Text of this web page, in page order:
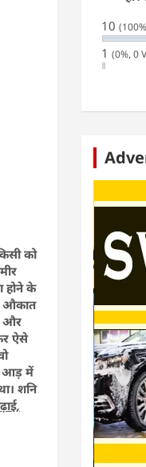
को
होने के
औकात
और
ऐसे
आड़ में
शनि
10
1(0%, 0